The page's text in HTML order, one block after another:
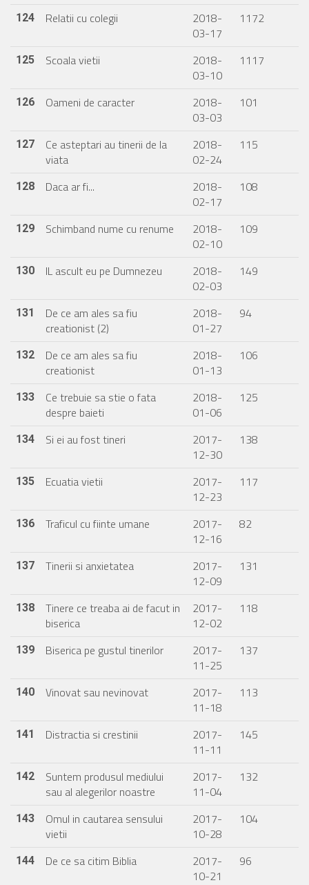
124 Relatii cu colegii
2018-
03-17
1172
125 Scoala vietii
2018-
03-10
1117
126 Oameni de caracter
2018-
03-03
101
127
Ce asteptari au tinerii de la
viata
2018-
02-24
115
128 Daca ar fi...
2018-
02-17
108
129 Schimband nume cu renume
2018-
02-10
109
130 IL ascult eu pe Dumnezeu
2018-
02-03
149
131
De ce am ales sa fiu
creationist (2)
2018-
01-27
94
132
De ce am ales sa fiu
creationist
2018-
01-13
106
133
Ce trebuie sa stie o fata
despre baieti
2018-
01-06
125
134 Si ei au fost tineri
2017-
12-30
138
135 Ecuatia vietii
2017-
12-23
117
136 Traficul cu fiinte umane
2017-
12-16
82
137 Tinerii si anxietatea
2017-
12-09
131
138
Tinere ce treaba ai de facut in
biserica
2017-
12-02
118
139 Biserica pe gustul tinerilor
2017-
11-25
137
140 Vinovat sau nevinovat
2017-
11-18
113
141 Distractia si crestinii
2017-
11-11
145
142
Suntem produsul mediului
sau al alegerilor noastre
2017-
11-04
132
143
Omul in cautarea sensului
vietii
2017-
10-28
104
144 De ce sa citim Biblia
2017-
10-21
96